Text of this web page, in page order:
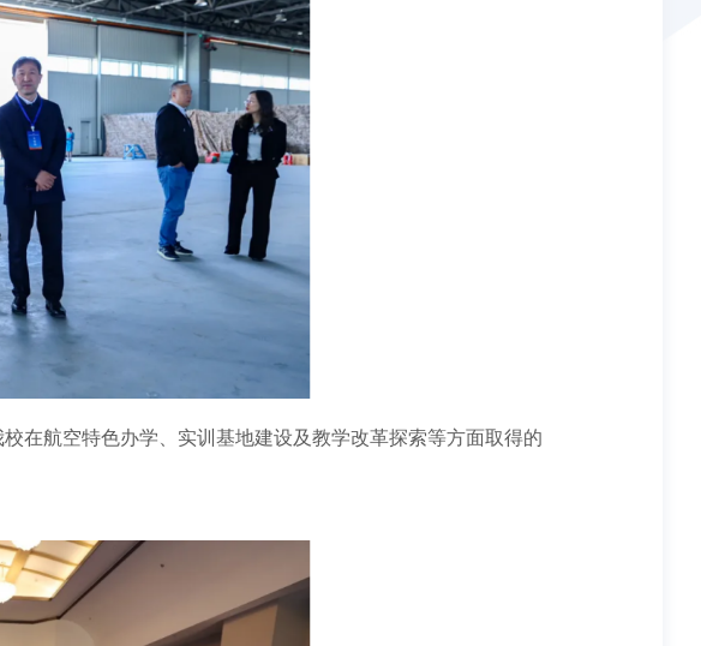
在航空特色办学、实训基地建设及教学改革探索等方面取得的